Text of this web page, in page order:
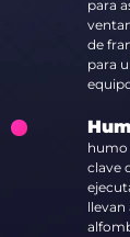
para
de
para
humo
clave
llevan